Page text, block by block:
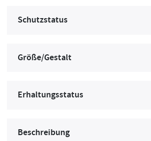
Schutzstatus
Größe/Gestalt
Erhaltungsstatus
Beschreibung